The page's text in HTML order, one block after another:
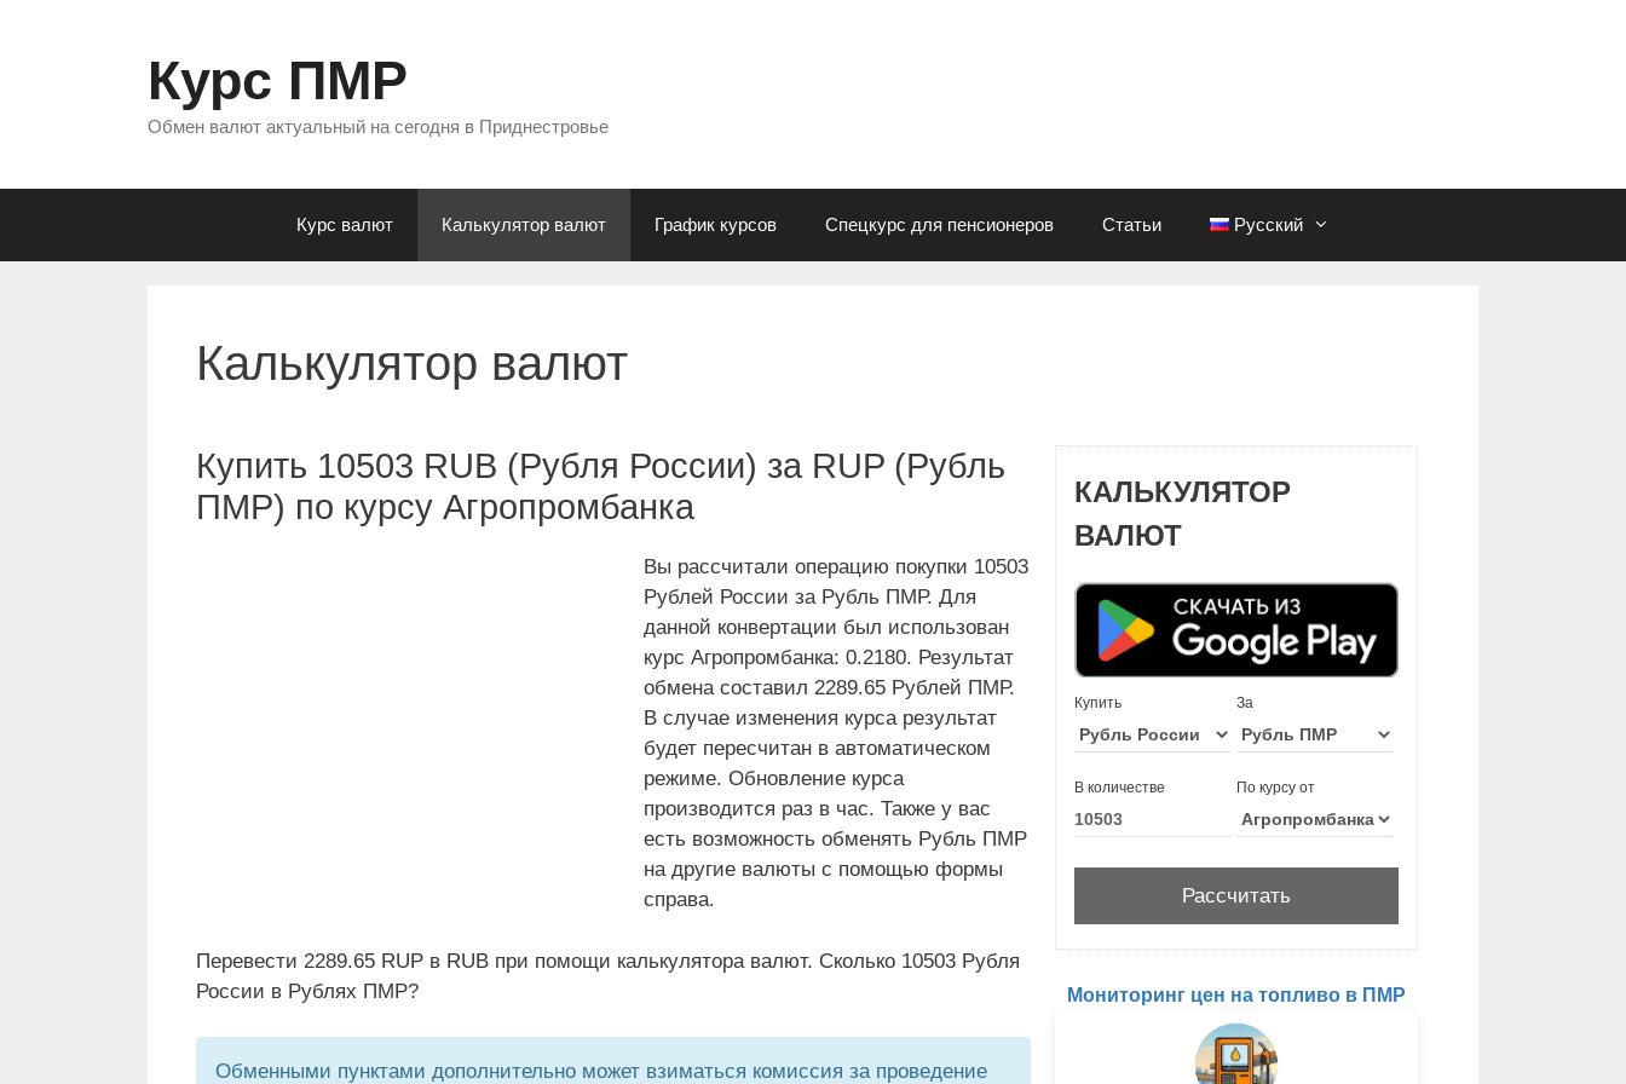
Курс ПМР
Обмен валют актуальный на сегодня в Приднестровье
Курс валют Калькулятор валют График курсов Спецкурс для пенсионеров Статьи Русский
Калькулятор валют
Купить 10503 RUB (Рубля России) за RUP (Рубль
ПМР) по курсу Агропромбанка
Вы рассчитали операцию покупки 10503
Рублей России за Рубль ПМР. Для
данной конвертации был использован
курс Агропромбанка: 0.2180. Результат
обмена составил 2289.65 Рублей ПМР.
В случае изменения курса результат
будет пересчитан в автоматическом
режиме. Обновление курса
производится раз в час. Также у вас
есть возможность обменять Рубль ПМР
на другие валюты с помощью формы
справа.
Перевести 2289.65 RUP в RUB при помощи калькулятора валют. Сколько 10503 Рубля
России в Рублях ПМР?
Обменными пунктами дополнительно может взиматься комиссия за проведение
КАЛЬКУЛЯТОР
ВАЛЮТ
Купить За
В количестве По курсу от
Мониторинг цен на топливо в ПМР